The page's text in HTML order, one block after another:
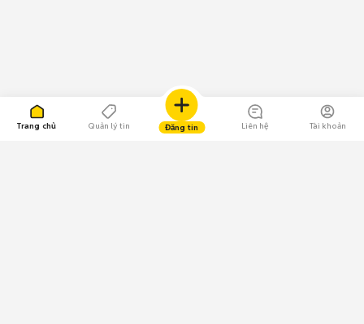
Trang chủ Quản lý tin Đăng tin Liên hệ Tài khoản